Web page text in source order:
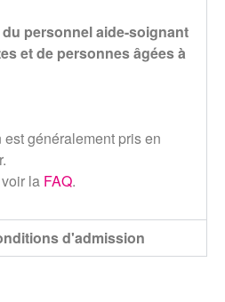
personnel aide-soignant
et de personnes âgées à
généralement pris en
la FAQ.
d'admission